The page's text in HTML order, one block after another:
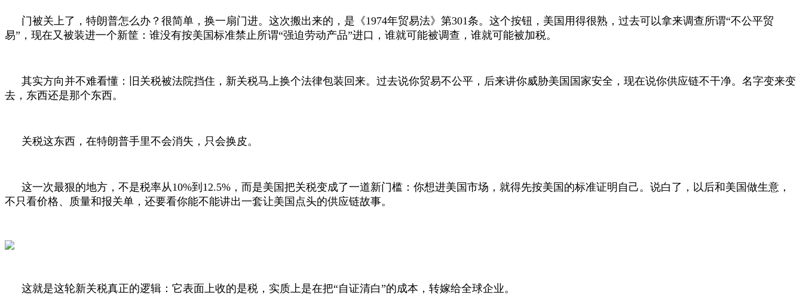
门被关上了，特朗普怎么办？很简单，换一扇门进。这次搬出来的，是《1974年贸易法》第301条。这个按钮，美国用得很熟，过去可以拿来调查所谓“不公平贸
易”，现在又被装进一个新筐：谁没有按美国标准禁止所谓“强迫劳动产品”进口，谁就可能被调查，谁就可能被加税。
其实方向并不难看懂：旧关税被法院挡住，新关税马上换个法律包装回来。过去说你贸易不公平，后来讲你威胁美国国家安全，现在说你供应链不干净。名字变来变
去，东西还是那个东西。
关税这东西，在特朗普手里不会消失，只会换皮。
这一次最狠的地方，不是税率从10%到 12.5% ，而是美国把关税变成了一道新门槛：你想进美国市场，就得先按美国的标准证明自己。说白了，以后和美国做生意，
不只看价格、质量和报关单，还要看你能不能讲出一套让美国点头的供应链故事。
这就是这轮新关税真正的逻辑：它表面上收的是税，实质上是在把“自证清白”的成本，转嫁给全球企业。